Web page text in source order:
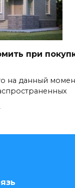
при
на данный